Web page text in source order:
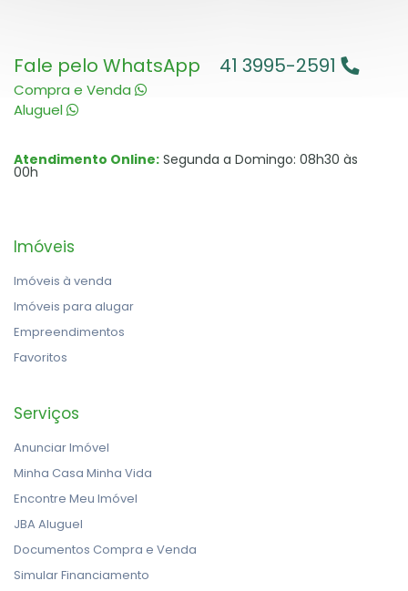
Fale pelo WhatsApp
Compra e Venda
Aluguel
41 3995-2591
Atendimento Online: Segunda a Domingo: 08h30 às
00h
Imóveis
Imóveis à venda
Imóveis para alugar
Empreendimentos
Favoritos
Serviços
Anunciar Imóvel
Minha Casa Minha Vida
Encontre Meu Imóvel
JBA Aluguel
Documentos Compra e Venda
Simular Financiamento